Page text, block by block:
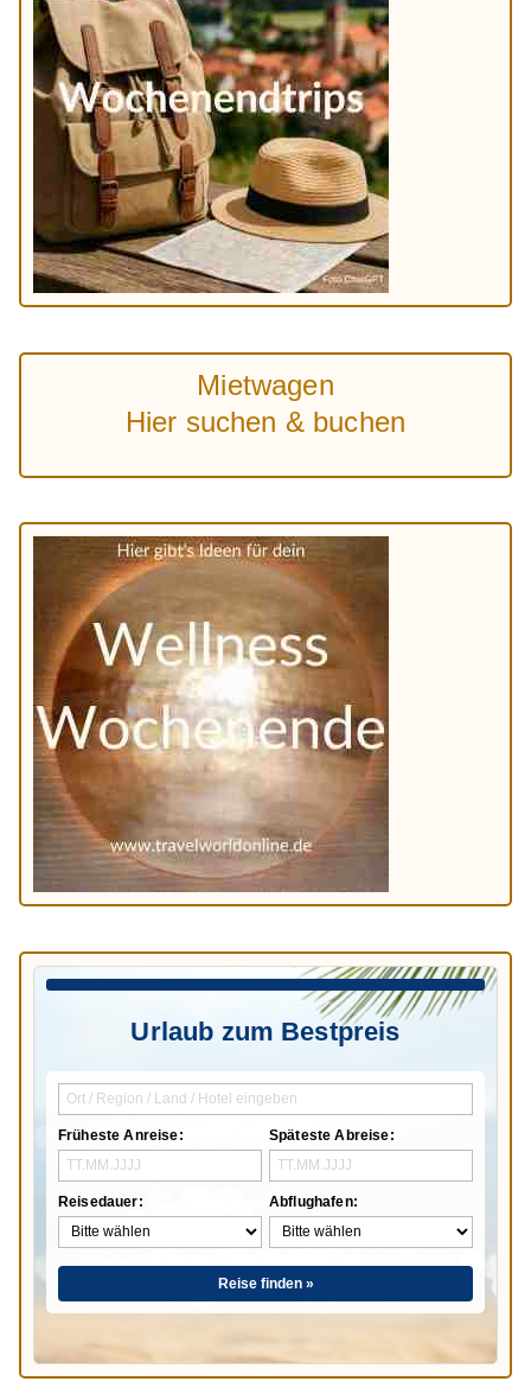
Mietwagen
Hier suchen & buchen
Urlaub zum Bestpreis
Früheste Anreise:
Reisedauer:
Späteste Abreise:
Abflughafen:
Reise finden »